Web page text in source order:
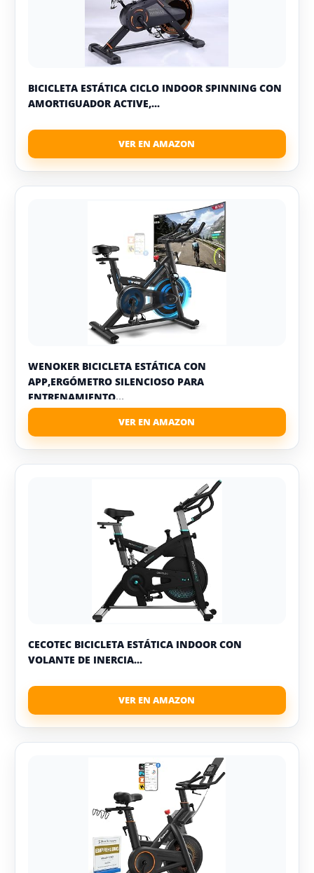
BICICLETA ESTÁTICA CICLO INDOOR SPINNING CON
AMORTIGUADOR ACTIVE,...
WENOKER BICICLETA ESTÁTICA CON
APP,ERGÓMETRO SILENCIOSO PARA
ENTRENAMIENTO...
CECOTEC BICICLETA ESTÁTICA INDOOR CON
VOLANTE DE INERCIA...